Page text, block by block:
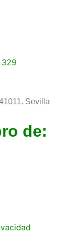
Sevilla
de: